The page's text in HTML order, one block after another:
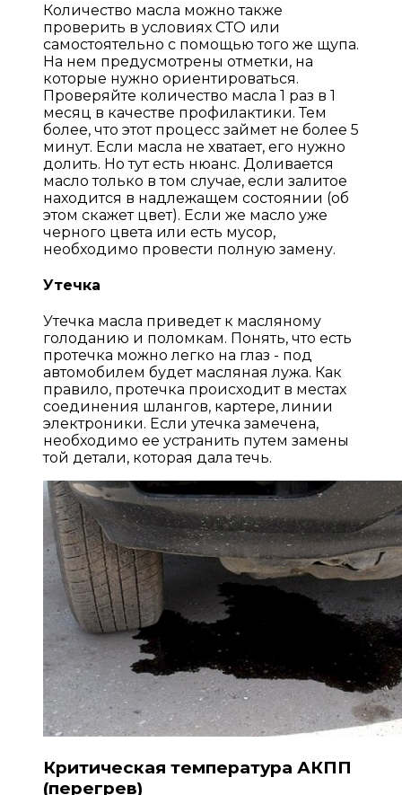
Количество масла можно также
проверить в условиях СТО или
самостоятельно с помощью того же щупа.
На нем предусмотрены отметки, на
которые нужно ориентироваться.
Проверяйте количество масла 1 раз в 1
месяц в качестве профилактики. Тем
более, что этот процесс займет не более 5
минут. Если масла не хватает, его нужно
долить. Но тут есть нюанс. Доливается
масло только в том случае, если залитое
находится в надлежащем состоянии (об
этом скажет цвет). Если же масло уже
черного цвета или есть мусор,
необходимо провести полную замену.
Утечка
Утечка масла приведет к масляному
голоданию и поломкам. Понять, что есть
протечка можно легко на глаз - под
автомобилем будет масляная лужа. Как
правило, протечка происходит в местах
соединения шлангов, картере, линии
электроники. Если утечка замечена,
необходимо ее устранить путем замены
той детали, которая дала течь.
Критическая температура АКПП
(перегрев)